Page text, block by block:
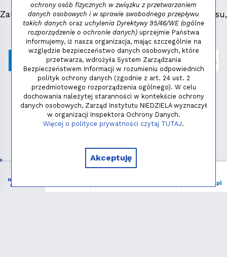
Zauważyłeś błąd, masz propozycje dotyczące serwisu,
napisz:niezbednik@niedziela.pl
Polityka prywatności
Copyright © 2026 - Instytut NIEDZIELA
NIEZBĘDNIK
KATOLIKA
niedziela.pl
ochrony osób fizycznych w związku z przetwarzaniem
danych osobowych i w sprawie swobodnego przepływu
takich danych oraz uchylenia Dyrektywy 95/46/WE (ogólne
rozporządzenie o ochronie danych) uprzejmie Państwa
informujemy, iż nasza organizacja, mając szczególnie na
względzie bezpieczeństwo danych osobowych, które
przetwarza, wdrożyła System Zarządzania
Bezpieczeństwem Informacji w rozumieniu odpowiednich
polityk ochrony danych (zgodnie z art. 24 ust. 2
przedmiotowego rozporządzenia ogólnego). W celu
dochowania należytej staranności w kontekście ochrony
danych osobowych, Zarząd Instytutu NIEDZIELA wyznaczył
w organizacji Inspektora Ochrony Danych.
Więcej o polityce prywatności czytaj TUTAJ.
Akceptuję